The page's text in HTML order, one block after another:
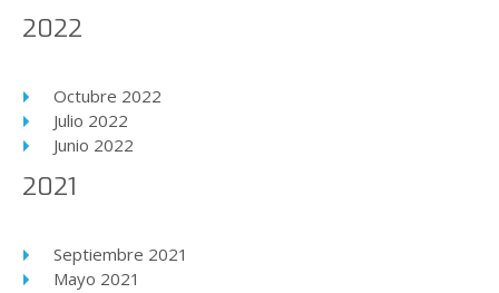
2022
Octubre 2022
Julio 2022
Junio 2022
2021
Septiembre 2021
Mayo 2021